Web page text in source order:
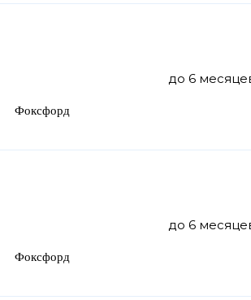
Фоксфорд
до 6
Фоксфорд
до 6